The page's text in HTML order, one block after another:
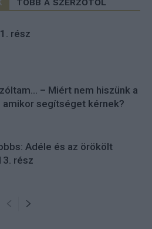
TÖBB A SZERZŐTŐL
rész
– Miért nem hiszünk a
amikor segítséget kérnek?
Adéle és az örökölt
rész